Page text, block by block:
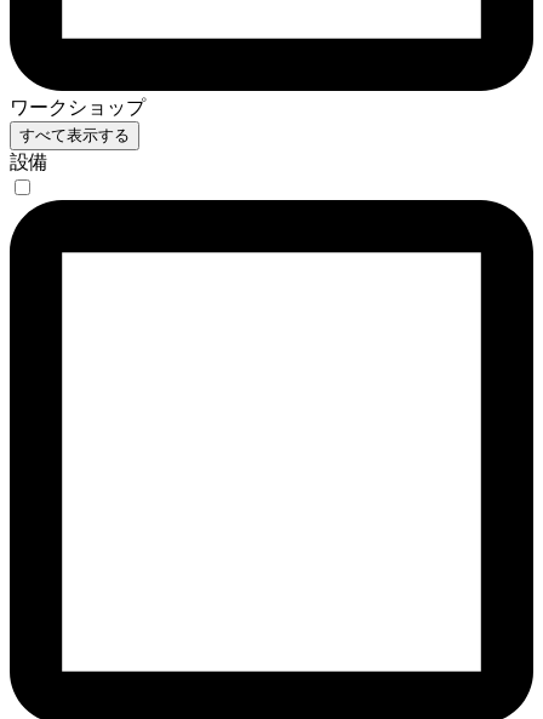
ワークショップ
すべて表示する
設備